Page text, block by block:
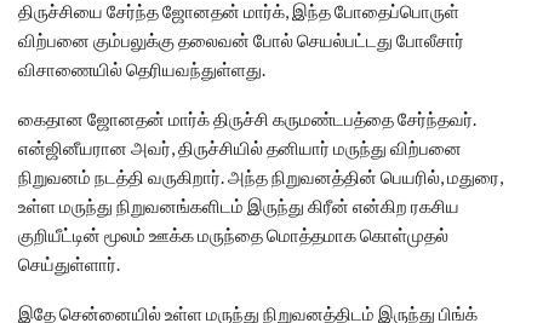
திருச்சியை சேர்ந்த ஜோனதன் மார்க், இந்த போதைப்பொருள்
விற்பனை கும்பலுக்கு தலைவன் போல் செயல்பட்டது போலீசார்
விசாணையில் தெரியவந்துள்ளது.
கைதான ஜோனதன் மார்க் திருச்சி கருமண்டபத்தை சேர்ந்தவர்.
என்ஜினீயரான அவர், திருச்சியில் தனியார் மருந்து விற்பனை
நிறுவனம் நடத்தி வருகிறார். அந்த நிறுவனத்தின் பெயரில், மதுரை,
உள்ள மருந்து நிறுவனங்களிடம் இருந்து கிரீன் என்கிற ரகசிய
குறியீட்டின் மூலம் ஊக்க மருந்தை மொத்தமாக கொள்முதல்
செய்துள்ளார்.
இதே சென்னையில் உள்ள மருந்து நிறுவனத்திடம் இருந்து பிங்க்